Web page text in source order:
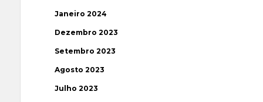
Janeiro 2024
Dezembro 2023
Setembro 2023
Agosto 2023
Julho 2023